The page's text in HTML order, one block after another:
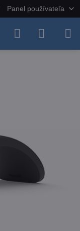
Panel používateľa